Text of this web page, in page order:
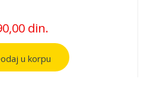
din.
u korpu